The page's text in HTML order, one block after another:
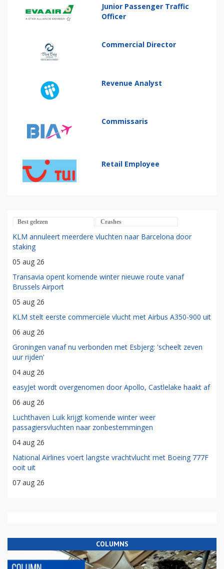
Junior Passenger Traffic
Officer
Commercial Director
Revenue Analyst
Commissaris
Retail Employee
Best gelezen Crashes
KLM annuleert meerdere vluchten naar Barcelona door
staking
05 aug 26
Transavia opent komende winter nieuwe route vanaf
Brussels Airport
05 aug 26
KLM stelt eerste commerciële vlucht met Airbus A350-900 uit
06 aug 26
Groningen vanaf nu verbonden met Esbjerg: 'scheelt zeven
uur rijden'
04 aug 26
easyJet wordt overgenomen door Apollo, Castlelake haakt af
06 aug 26
Luchthaven Luik krijgt komende winter weer
passagiersvluchten naar zonbestemmingen
04 aug 26
National Airlines voert langste vrachtvlucht met Boeing 777F
ooit uit
07 aug 26
COLUMNS